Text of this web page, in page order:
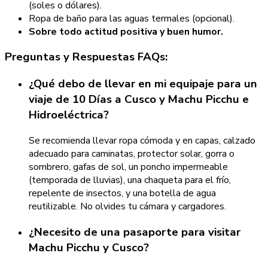
(soles o dólares).
Ropa de baño para las aguas termales (opcional).
Sobre todo actitud positiva y buen humor.
Preguntas y Respuestas FAQs:
¿Qué debo de llevar en mi equipaje para un
viaje de 10 Días a Cusco y Machu Picchu e
Hidroeléctrica?
Se recomienda llevar ropa cómoda y en capas, calzado
adecuado para caminatas, protector solar, gorra o
sombrero, gafas de sol, un poncho impermeable
(temporada de lluvias), una chaqueta para el frío,
repelente de insectos, y una botella de agua
reutilizable. No olvides tu cámara y cargadores.
¿Necesito de una pasaporte para visitar
Machu Picchu y Cusco?